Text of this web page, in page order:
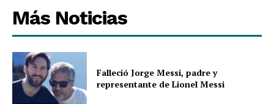
Más Noticias
Falleció Jorge Messi, padre y
representante de Lionel Messi